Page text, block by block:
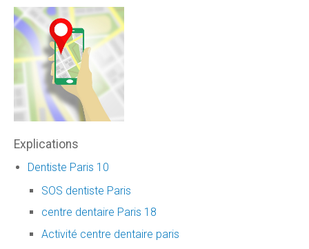
Explications
Dentiste Paris 10
SOS dentiste Paris
centre dentaire Paris 18
Activité centre dentaire paris